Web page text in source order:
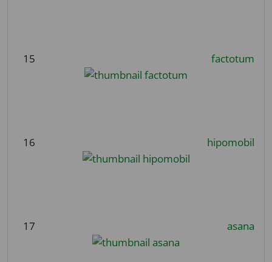
15 factotum
16 hipomobil
17 asana